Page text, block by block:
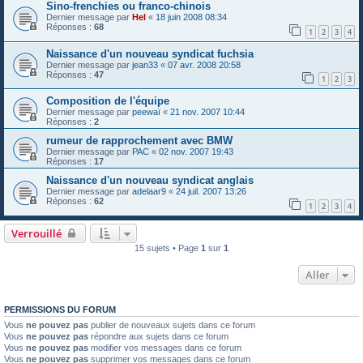
Sino-frenchies ou franco-chinois
Dernier message par Hel « 18 juin 2008 08:34
Réponses : 68 1 2 3 4
Naissance d'un nouveau syndicat fuchsia
Dernier message par jean33 « 07 avr. 2008 20:58
Réponses : 47 1 2 3
Composition de l'équipe
Dernier message par peewaï « 21 nov. 2007 10:44
Réponses : 2
rumeur de rapprochement avec BMW
Dernier message par PAC « 02 nov. 2007 19:43
Réponses : 17
Naissance d'un nouveau syndicat anglais
Dernier message par adelaar9 « 24 juil. 2007 13:26
Réponses : 62 1 2 3 4
Verrouillé
15 sujets • Page 1 sur 1
Aller
PERMISSIONS DU FORUM
Vous ne pouvez pas publier de nouveaux sujets dans ce forum
Vous ne pouvez pas répondre aux sujets dans ce forum
Vous ne pouvez pas modifier vos messages dans ce forum
Vous ne pouvez pas supprimer vos messages dans ce forum